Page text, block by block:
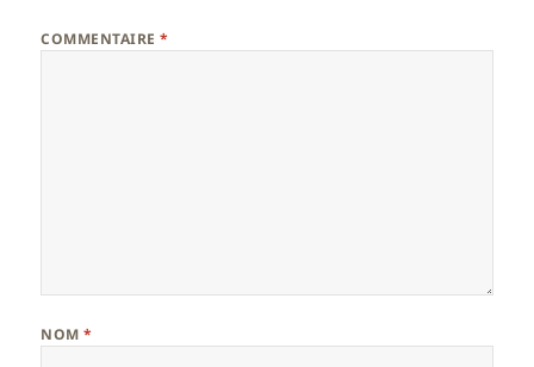
COMMENTAIRE*
NOM*